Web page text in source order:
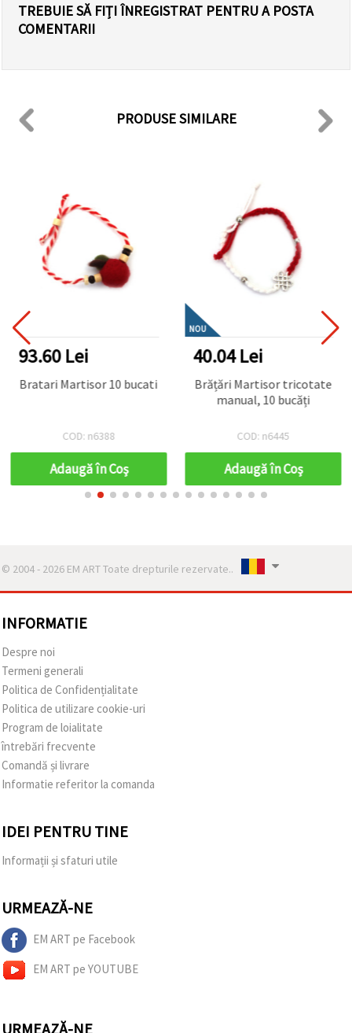
TREBUIE SĂ FIȚI ÎNREGISTRAT PENTRU A POSTA
COMENTARII
PRODUSE SIMILARE
93.60 Lei
Bratari Martisor 10 bucati
COD: n6388
Adaugă în Coş
NOU
40.04 Lei
Brățări Martisor tricotate
manual, 10 bucăți
COD: n6445
Adaugă în Coş
© 2004 - 2026 EM ART Toate drepturile rezervate..
INFORMATIE
Despre noi
Termeni generali
Politica de Confidențialitate
Politica de utilizare cookie-uri
Program de loialitate
întrebări frecvente
Comandă și livrare
Informatie referitor la comanda
IDEI PENTRU TINE
Informații și sfaturi utile
URMEAZĂ-NE
EM ART pe Facebook
EM ART pe YOUTUBE
URMEAZĂ-NE